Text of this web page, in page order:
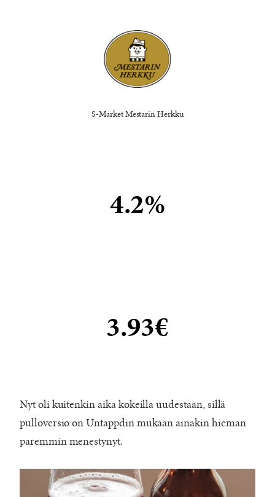
S-Market Mestarin Herkku
4.2%
3.93€
Nyt oli kuitenkin aika kokeilla uudestaan, sillä
pulloversio on Untappdin mukaan ainakin hieman
paremmin menestynyt.